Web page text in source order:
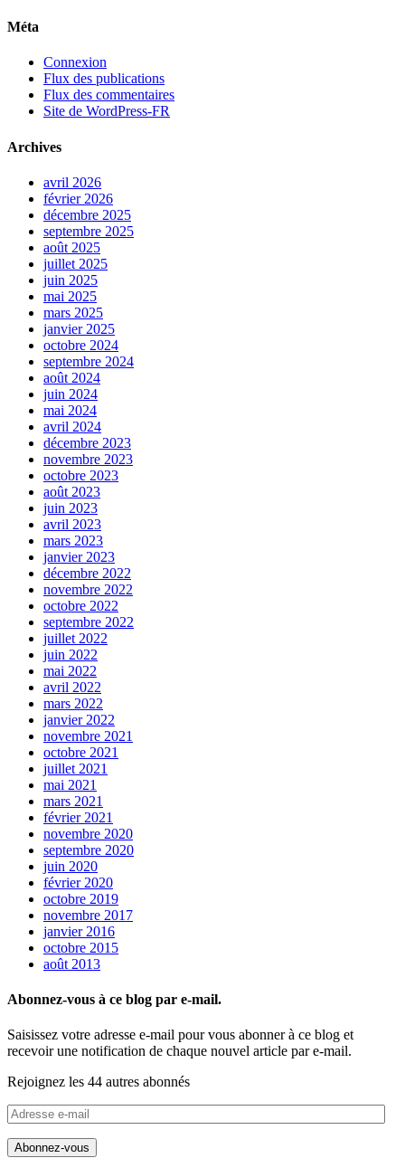
Méta
Connexion
Flux des publications
Flux des commentaires
Site de WordPress-FR
Archives
avril 2026
février 2026
décembre 2025
septembre 2025
août 2025
juillet 2025
juin 2025
mai 2025
mars 2025
janvier 2025
octobre 2024
septembre 2024
août 2024
juin 2024
mai 2024
avril 2024
décembre 2023
novembre 2023
octobre 2023
août 2023
juin 2023
avril 2023
mars 2023
janvier 2023
décembre 2022
novembre 2022
octobre 2022
septembre 2022
juillet 2022
juin 2022
mai 2022
avril 2022
mars 2022
janvier 2022
novembre 2021
octobre 2021
juillet 2021
mai 2021
mars 2021
février 2021
novembre 2020
septembre 2020
juin 2020
février 2020
octobre 2019
novembre 2017
janvier 2016
octobre 2015
août 2013
Abonnez-vous à ce blog par e-mail.
Saisissez votre adresse e-mail pour vous abonner à ce blog et
recevoir une notification de chaque nouvel article par e-mail.
Rejoignez les 44 autres abonnés
Adresse
e-
mail
Abonnez-vous